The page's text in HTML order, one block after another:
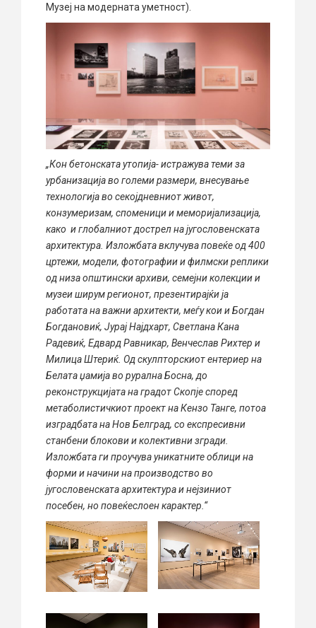
Музеј на модерната уметност).
„Кон бетонската утопија- истражува теми за
урбанизација во големи размери, внесување
технологија во секојдневниот живот,
конзумеризам, споменици и меморијализација,
како и глобалниот дострел на југословенската
архитектура. Изложбата вклучува повеќе од 400
цртежи, модели, фотографии и филмски реплики
од низа општински архиви, семејни колекции и
музеи ширум регионот, презентирајќи ја
работата на важни архитекти, меѓу кои и Богдан
Богдановиќ, Јурај Најдхарт, Светлана Кана
Радевиќ, Едвард Равникар, Венчеслав Рихтер и
Милица Штериќ. Од скулпторскиот ентериер на
Белата џамија во рурална Босна, до
реконструкцијата на градот Скопје според
метаболистичкиот проект на Кензо Танге, потоа
изградбата на Нов Белград, со експресивни
станбени блокови и колективни згради.
Изложбата ги проучува уникатните облици на
форми и начини на производство во
југословенската архитектура и нејзиниот
посебен, но повеќеслоен карактер.“